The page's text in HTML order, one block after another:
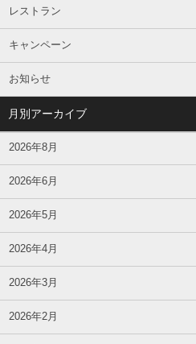
レストラン
キャンペーン
お知らせ
月別アーカイブ
2026年8月
2026年6月
2026年5月
2026年4月
2026年3月
2026年2月